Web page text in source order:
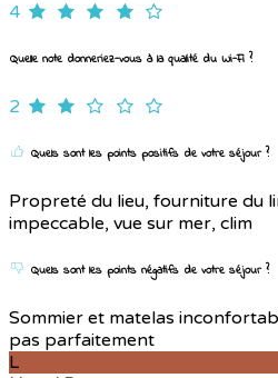
4
Quelle note donneriez-vous à la qualité du Wi-Fi ?
2
Quels sont les points positifs de votre séjour ?
Propreté du lieu, fourniture du
impeccable, vue sur mer, clim
Quels sont les points négatifs de votre séjour ?
Sommier et matelas
pas parfaitement
L